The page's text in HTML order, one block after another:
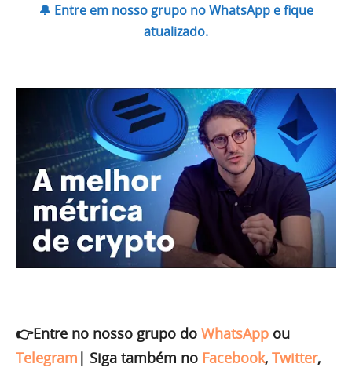
🔔 Entre em nosso grupo no WhatsApp e fique
atualizado.
👉Entre no nosso grupo do WhatsApp ou
Telegram | Siga também no Facebook, Twitter,